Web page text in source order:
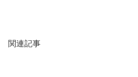
関連記事